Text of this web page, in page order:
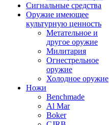
Сигнальные средства
Оружие имеющее
культурную ценность
Метательное и
другое оружие
Милитария
Огнестрельное
оружие
Холодное оружие
Ножи
Benchmade
Al Mar
Boker